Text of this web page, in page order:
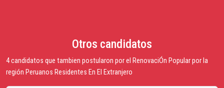
Otros candidatos
4 candidatos que tambien postularon por el RenovaciÓn Popular por la
región Peruanos Residentes En El Extranjero